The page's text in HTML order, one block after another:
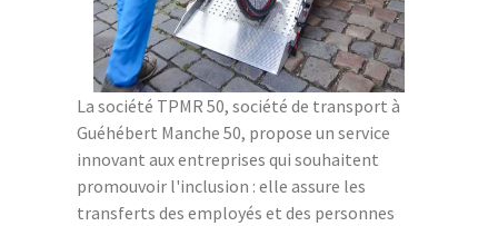
La société TPMR 50, société de transport à
Guéhébert Manche 50, propose un service
innovant aux entreprises qui souhaitent
promouvoir l'inclusion : elle assure les
transferts des employés et des personnes